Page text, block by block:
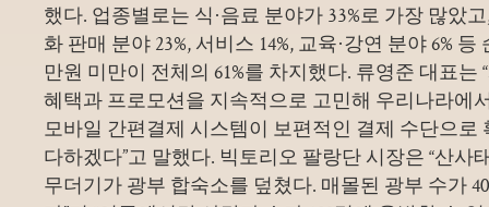
했다. 업종별로는 식·음료 분야가 33%로 가장 많았
화 판매 분야 23%, 서비스 14%, 교육·강연 분야 6%
만원 미만이 전체의 61%를 차지했다. 류영준 대표는
혜택과 프로모션을 지속적으로 고민해 우리나라에
모바일 간편결제 시스템이 보편적인 결제 수단으로
다하겠다”고 말했다. 빅토리오 팔랑단 시장은 “산사
무더기가 광부 합숙소를 덮쳤다. 매몰된 광부 수가